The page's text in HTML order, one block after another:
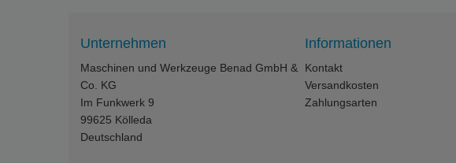
Unternehmen
Maschinen und Werkzeuge Benad GmbH &
Co. KG
Im Funkwerk 9
99625 Kölleda
Deutschland
Informationen
Kontakt
Versandkosten
Zahlungsarten